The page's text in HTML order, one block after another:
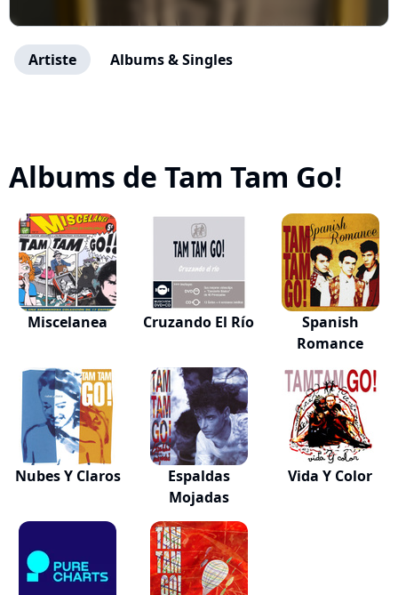
Artiste Albums & Singles
Albums de Tam Tam Go!
Miscelanea Cruzando El Río
Spanish
Romance
Nubes Y Claros
Espaldas
Mojadas
Vida Y Color